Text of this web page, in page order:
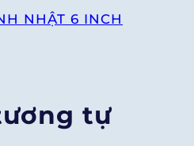
NHẬT 6 INCH
tự